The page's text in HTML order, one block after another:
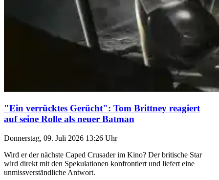
"Ein verrücktes Gerücht": Tom Brittney reagiert
auf seine Rolle als neuer Batman
Donnerstag, 09. Juli 2026 13:26 Uhr
Wird er der nächste Caped Crusader im Kino? Der britische Star
wird direkt mit den Spekulationen konfrontiert und liefert eine
unmissverständliche Antwort.